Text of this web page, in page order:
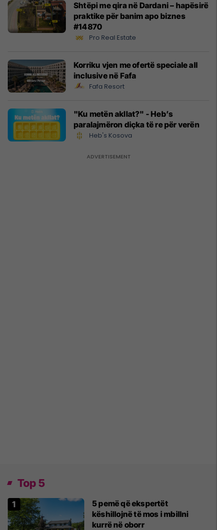
Shtëpi me qira në Dardani – hapësirë
praktike për banim apo biznes
#14870
Pro Real Estate
Korriku vjen me ofertë speciale all
inclusive në Fafa
Fafa Resort
"Ku metën akllat?" - Heb’s
paralajmëron diçka të re për verën
Heb's Kosova
Top 5
5 pemë që ekspertët
këshillojnë të mos i mbillni
kurrë në oborr